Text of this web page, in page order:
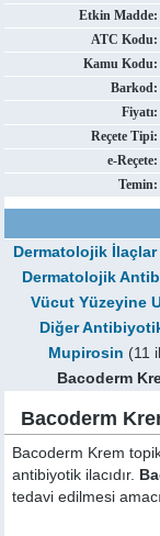
Etkin Madde:
ATC Kodu:
Kamu Kodu:
Barkod:
Fiyatı:
Reçete Tipi:
e-Reçete:
Temin:
Dermatolojik İlaçlar
Dermatolojik
Vücut Yüzeyine
Diğer
Mupirosin (11
Bacoderm
Bacoderm
Bacoderm Krem
antibiyotik ilacıdır.
tedavi edilmesi